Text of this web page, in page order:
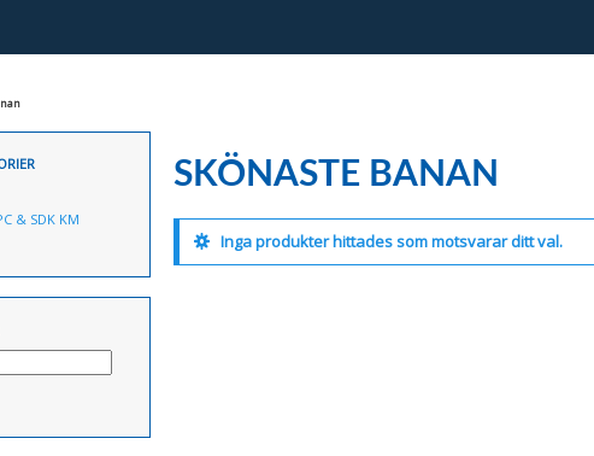
SKÖNASTE BANAN
Inga produkter hittades som motsvarar ditt val.
& SDK KM